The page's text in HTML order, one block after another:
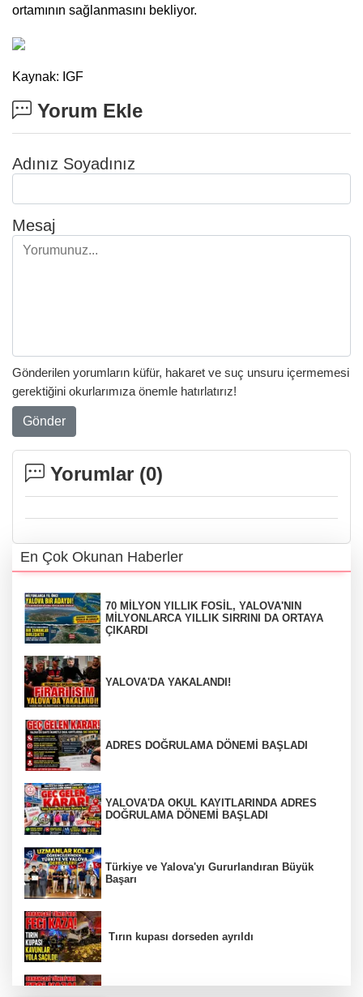
ortamının sağlanmasını bekliyor.
Kaynak: IGF
Yorum Ekle
Adınız Soyadınız
Mesaj
Gönderilen yorumların küfür, hakaret ve suç unsuru içermemesi
gerektiğini okurlarımıza önemle hatırlatırız!
Gönder
Yorumlar (0)
En Çok Okunan Haberler
70 MİLYON YILLIK FOSİL, YALOVA'NIN
MİLYONLARCA YILLIK SIRRINI DA ORTAYA
ÇIKARDI
YALOVA'DA YAKALANDI!
ADRES DOĞRULAMA DÖNEMİ BAŞLADI
YALOVA'DA OKUL KAYITLARINDA ADRES
DOĞRULAMA DÖNEMİ BAŞLADI
Türkiye ve Yalova'yı Gururlandıran Büyük
Başarı
Tırın kupası dorseden ayrıldı